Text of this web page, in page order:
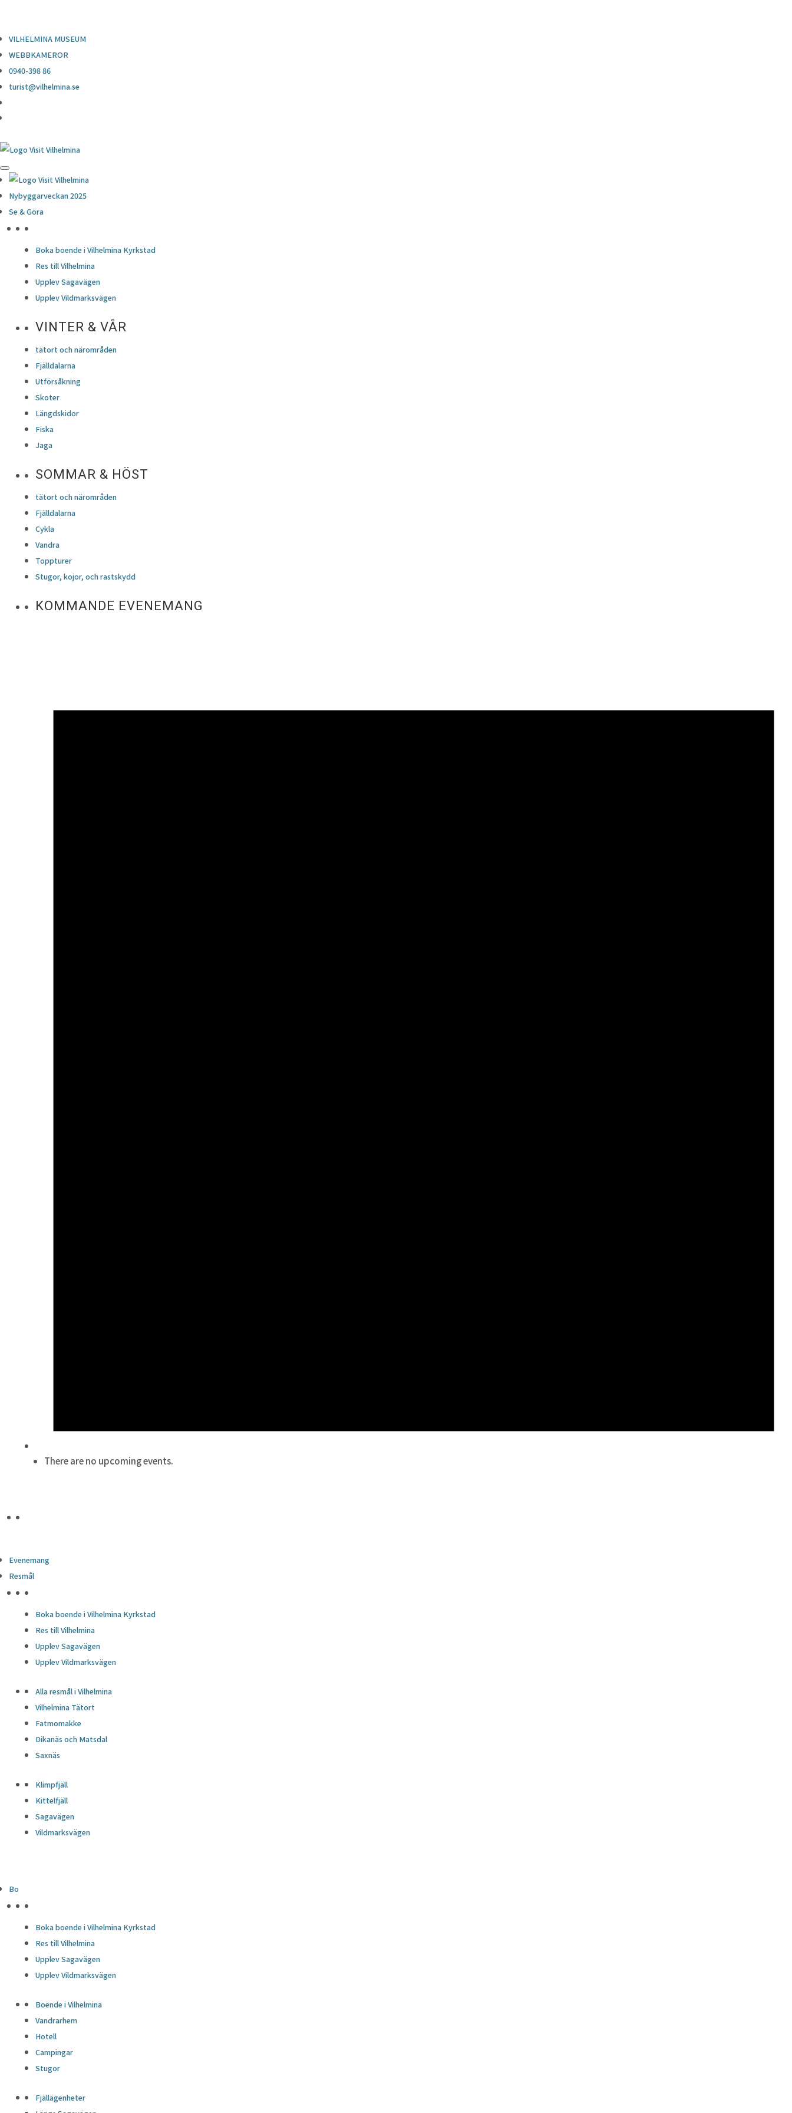
VILHELMINA MUSEUM
WEBBKAMEROR
0940-398 86
turist@vilhelmina.se
Nybyggarveckan 2025
Se & Göra
Boka boende i Vilhelmina Kyrkstad
Res till Vilhelmina
Upplev Sagavägen
Upplev Vildmarksvägen
VINTER & VÅR
tätort och närområden
Fjälldalarna
Utförsåkning
Skoter
Längdskidor
Fiska
Jaga
SOMMAR & HÖST
tätort och närområden
Fjälldalarna
Cykla
Vandra
Toppturer
Stugor, kojor, och rastskydd
KOMMANDE EVENEMANG
There are no upcoming events.
Evenemang
Resmål
Boka boende i Vilhelmina Kyrkstad
Res till Vilhelmina
Upplev Sagavägen
Upplev Vildmarksvägen
Alla resmål i Vilhelmina
Vilhelmina Tätort
Fatmomakke
Dikanäs och Matsdal
Saxnäs
Klimpfjäll
Kittelfjäll
Sagavägen
Vildmarksvägen
Bo
Boka boende i Vilhelmina Kyrkstad
Res till Vilhelmina
Upplev Sagavägen
Upplev Vildmarksvägen
Boende i Vilhelmina
Vandrarhem
Hotell
Campingar
Stugor
Fjällägenheter